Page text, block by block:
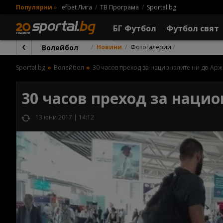
Популярни » efbet Лига ТВ Програма Sportal.bg
БГ Футбол Футбол свят
Волейбол Новини Фотогалерии
Sportal.bg Волейбол 30 часов преход за националите ни до
30 часов преход за
13 юни 2017 | 14:12